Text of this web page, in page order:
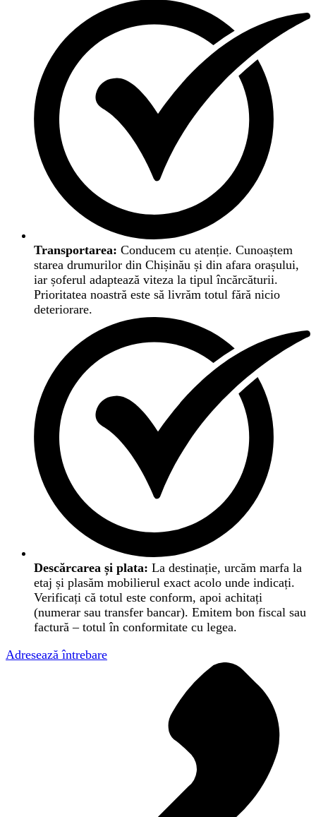
Transportarea: Conducem cu atenție. Cunoaștem
starea drumurilor din Chișinău și din afara orașului,
iar șoferul adaptează viteza la tipul încărcăturii.
Prioritatea noastră este să livrăm totul fără nicio
deteriorare.
Descărcarea și plata: La destinație, urcăm marfa la
etaj și plasăm mobilierul exact acolo unde indicați.
Verificați că totul este conform, apoi achitați
(numerar sau transfer bancar). Emitem bon fiscal sau
factură – totul în conformitate cu legea.
Adresează întrebare